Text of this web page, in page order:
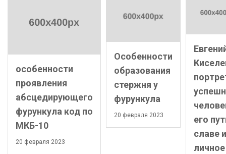
особенности
проявления
абсцедирующего
фурункула код по
МКБ-10
20 февраля 2023
Особенности
образования
стержня у
фурункула
20 февраля 2023
его
славе и
личное